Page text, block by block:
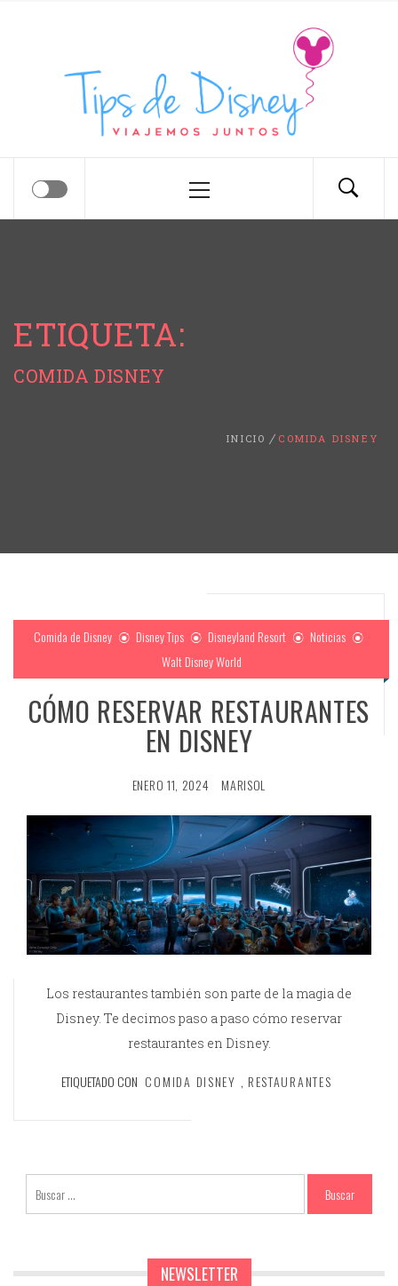
ETIQUETA:
COMIDA DISNEY
INICIO COMIDA DISNEY
Comida de Disney Disney Tips Disneyland Resort
Noticias
Walt Disney World
CÓMO RESERVAR RESTAURANTES
EN DISNEY
ENERO 11, 2024 MARISOL
Los restaurantes también son parte de la magia de
Disney. Te decimos paso a paso cómo reservar
restaurantes en Disney.
ETIQUETADO CON COMIDA DISNEY , RESTAURANTES
NEWSLETTER